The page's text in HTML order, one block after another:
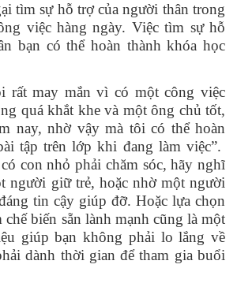
tìm sự hỗ trợ của người thân trong
việc hàng ngày. Việc tìm sự hỗ
bạn có thể hoàn thành khóa học
rất may mắn vì có một công việc
quá khắt khe và một ông chủ tốt,
nay, nhờ vậy mà tôi có thể hoàn
tập trên lớp khi đang làm việc”.
con nhỏ phải chăm sóc, hãy nghĩ
người giữ trẻ, hoặc nhờ một người
tin cậy giúp đỡ. Hoặc lựa chọn
biến sẵn lành mạnh cũng là một
giúp bạn không phải lo lắng về
dành thời gian để tham gia buổi